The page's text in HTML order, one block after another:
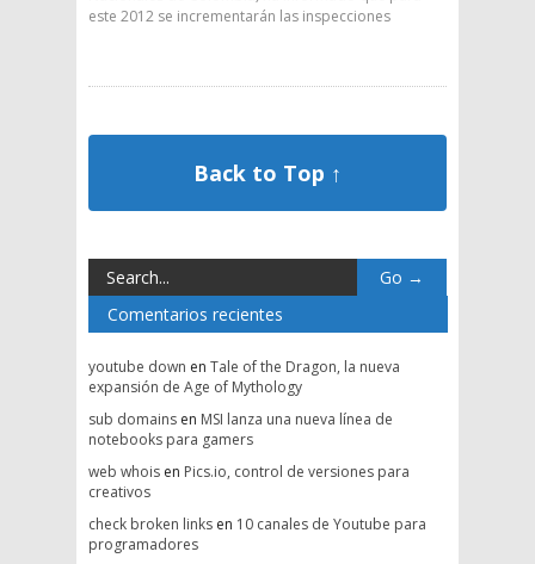
este 2012 se incrementarán las inspecciones
Back to Top ↑
Comentarios recientes
youtube down en Tale of the Dragon, la nueva
expansión de Age of Mythology
sub domains en MSI lanza una nueva línea de
notebooks para gamers
web whois en Pics.io, control de versiones para
creativos
check broken links en 10 canales de Youtube para
programadores